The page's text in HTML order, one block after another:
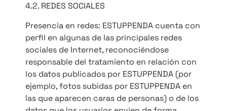
4.2. REDES SOCIALES
Presencia en redes: ESTUPPENDA cuenta con
perfil en algunas de las principales redes
sociales de Internet, reconociéndose
responsable del tratamiento en relación con
los datos publicados por ESTUPPENDA (por
ejemplo, fotos subidas por ESTUPPENDA en
las que aparecen caras de personas) o de los